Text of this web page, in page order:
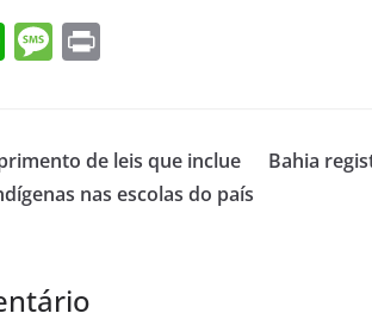
W
s
A
M
a
g
de leis que inclue
nas escolas do país
Bahia